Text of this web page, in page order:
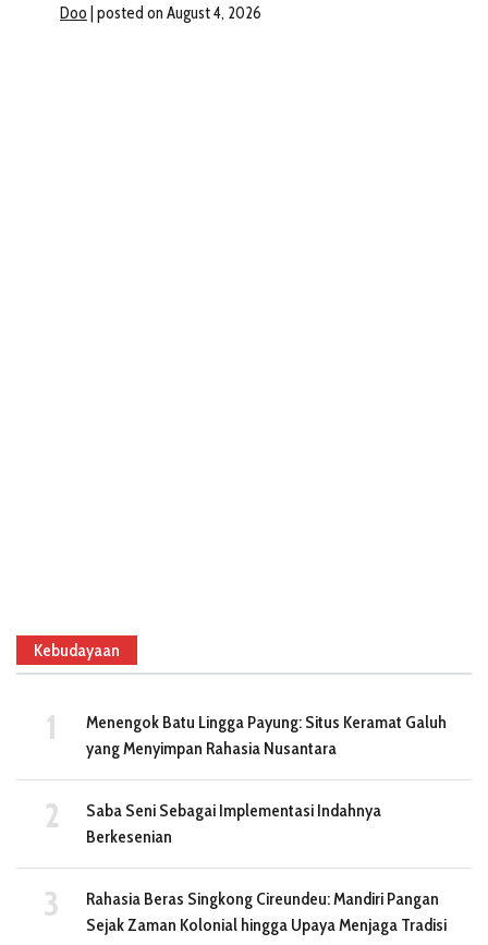
Kebudayaan
Menengok Batu Lingga Payung: Situs Keramat Galuh
yang Menyimpan Rahasia Nusantara
Saba Seni Sebagai Implementasi Indahnya
Berkesenian
Rahasia Beras Singkong Cireundeu: Mandiri Pangan
Sejak Zaman Kolonial hingga Upaya Menjaga Tradisi